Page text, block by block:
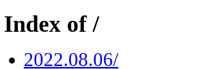
Index of /
2022.08.06/